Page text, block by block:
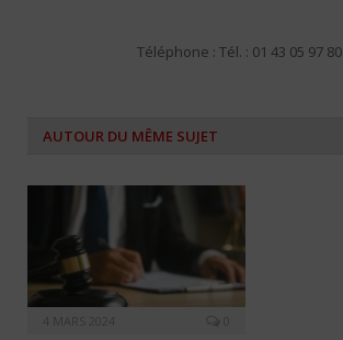
Téléphone : Tél. : 01 43 05 97 80
AUTOUR DU MÊME SUJET